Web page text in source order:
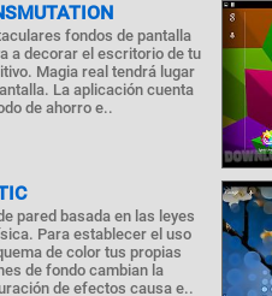
fondos de pantalla
a decorar el escritorio de tu
Magia real tendrá lugar
La aplicación cuenta
de ahorro e..
pared basada en las leyes
Para establecer el uso
de color tus propias
de fondo cambian la
de efectos causa e..